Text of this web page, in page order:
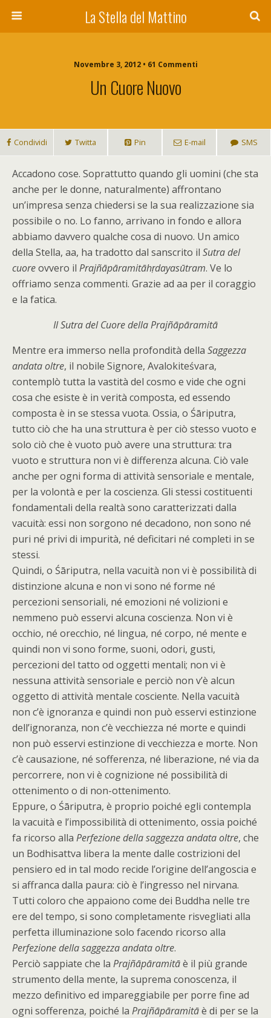
La Stella del Mattino
Novembre 3, 2012 • 61 Commenti
Un Cuore Nuovo
Condividi Twitta Pin E-mail SMS
Accadono cose. Soprattutto quando gli uomini (che sta
anche per le donne, naturalmente) affrontano
un’impresa senza chiedersi se la sua realizzazione sia
possibile o no. Lo fanno, arrivano in fondo e allora
abbiamo davvero qualche cosa di nuovo. Un amico
della Stella, aa, ha tradotto dal sanscrito il Sutra del
cuoreovvero il Prajñāpāramitāhṛdayasūtram. Ve lo
offriamo senza commenti. Grazie ad aa per il coraggio
e la fatica.
Il Sutra del Cuore della Prajñāpāramitā
Mentre era immerso nella profondità della Saggezza
andata oltre, il nobile Signore, Avalokiteśvara,
contemplò tutta la vastità del cosmo e vide che ogni
cosa che esiste è in verità composta, ed essendo
composta è in se stessa vuota. Ossia, o Śāriputra,
tutto ciò che ha una struttura è per ciò stesso vuoto e
solo ciò che è vuoto può avere una struttura: tra
vuoto e struttura non vi è differenza alcuna. Ciò vale
anche per ogni forma di attività sensoriale e mentale,
per la volontà e per la coscienza. Gli stessi costituenti
fondamentali della realtà sono caratterizzati dalla
vacuità: essi non sorgono né decadono, non sono né
puri né privi di impurità, né deficitari né completi in se
stessi.
Quindi, o Śāriputra, nella vacuità non vi è possibilità di
distinzione alcuna e non vi sono né forme né
percezioni sensoriali, né emozioni né volizioni e
nemmeno può esservi alcuna coscienza. Non vi è
occhio, né orecchio, né lingua, né corpo, né mente e
quindi non vi sono forme, suoni, odori, gusti,
percezioni del tatto od oggetti mentali; non vi è
nessuna attività sensoriale e perciò non v’è alcun
oggetto di attività mentale cosciente. Nella vacuità
non c’è ignoranza e quindi non può esservi estinzione
dell’ignoranza, non c’è vecchiezza né morte e quindi
non può esservi estinzione di vecchiezza e morte. Non
c’è causazione, né sofferenza, né liberazione, né via da
percorrere, non vi è cognizione né possibilità di
ottenimento o di non-ottenimento.
Eppure, o Śāriputra, è proprio poiché egli contempla
la vacuità e l’impossibilità di ottenimento, ossia poiché
fa ricorso alla Perfezione della saggezza andata oltre, che
un Bodhisattva libera la mente dalle costrizioni del
pensiero ed in tal modo recide l’origine dell’angoscia e
si affranca dalla paura: ciò è l’ingresso nel nirvana.
Tutti coloro che appaiono come dei Buddha nelle tre
ere del tempo, si sono completamente risvegliati alla
perfetta illuminazione solo facendo ricorso alla
Perfezione della saggezza andata oltre.
Perciò sappiate che la Prajñāpāramitāè il più grande
strumento della mente, la suprema conoscenza, il
mezzo definitivo ed impareggiabile per porre fine ad
ogni sofferenza, poiché la Prajñāpāramitāè di per se la